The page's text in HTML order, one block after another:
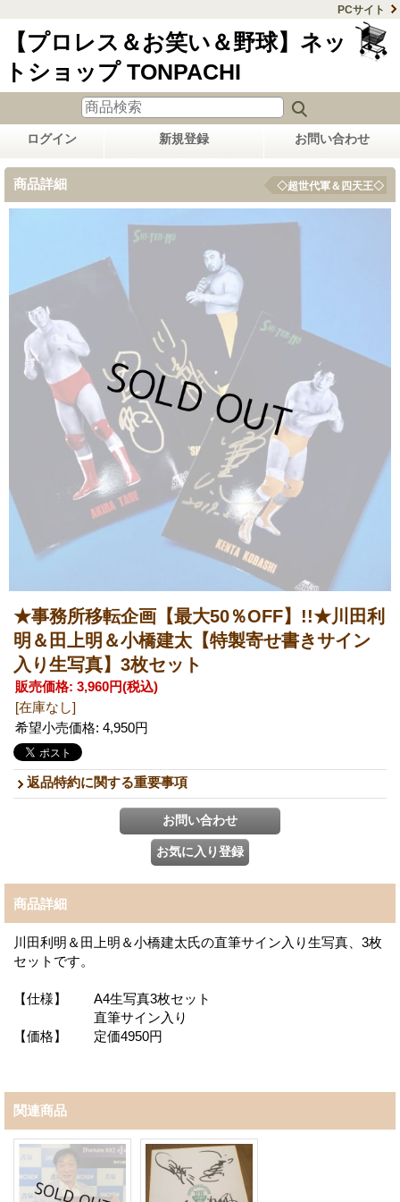
PCサイト
【プロレス＆お笑い＆野球】ネッ
トショップ TONPACHI
ログイン 新規登録 お問い合わせ
商品詳細 ◇超世代軍＆四天王◇
★事務所移転企画【最大50％OFF】!!★川田利
明＆田上明＆小橋建太【特製寄せ書きサイン
入り生写真】3枚セット
販売価格: 3,960円(税込)
[在庫なし]
希望小売価格: 4,950円
返品特約に関する重要事項
商品詳細
川田利明＆田上明＆小橋建太氏の直筆サイン入り生写真、3枚
セットです。
【仕様】 A4生写真3枚セット
直筆サイン入り
【価格】 定価4950円
関連商品